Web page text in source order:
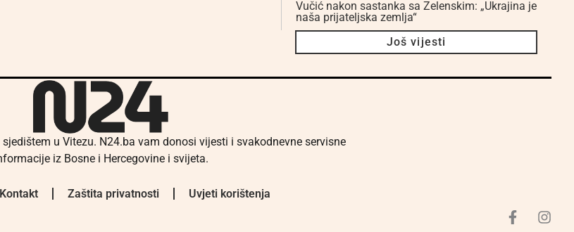
Vučić nakon sastanka sa Zelenskim: „Ukrajina je
naša prijateljska zemlja“
Još vijesti
u Vitezu. N24.ba vam donosi vijesti i svakodnevne servisne
iz Bosne i Hercegovine i svijeta.
Zaštita privatnosti Uvjeti korištenja